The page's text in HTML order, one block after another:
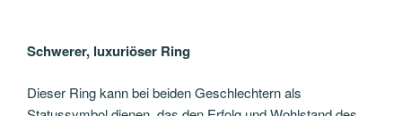
Schwerer, luxuriöser Ring
Dieser Ring kann bei beiden Geschlechtern als